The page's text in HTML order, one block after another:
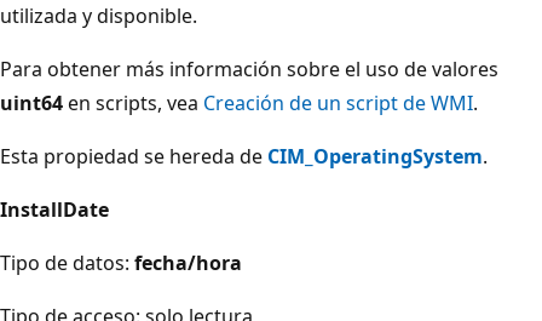
utilizada y disponible.
Para obtener más información sobre el uso de valores
uint64en scripts, vea Creación de un script de WMI.
Esta propiedad se hereda de CIM_OperatingSystem.
InstallDate
Tipo de datos: fecha/hora
Tipo de acceso: solo lectura